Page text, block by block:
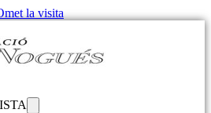
la visita